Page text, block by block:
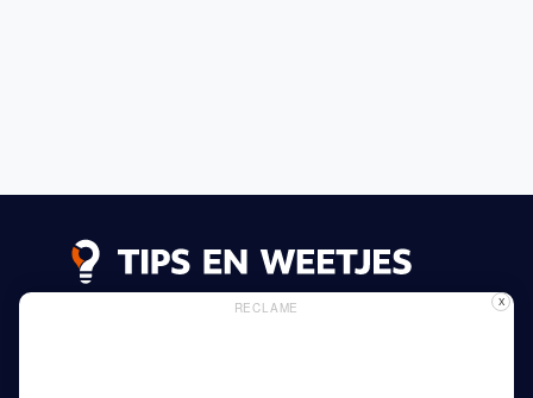
RECLAME X